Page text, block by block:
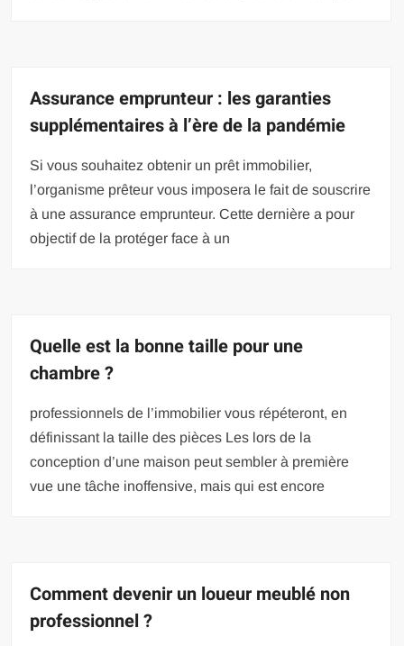
Assurance emprunteur : les garanties
supplémentaires à l’ère de la pandémie
Si vous souhaitez obtenir un prêt immobilier,
l’organisme prêteur vous imposera le fait de souscrire
à une assurance emprunteur. Cette dernière a pour
objectif de la protéger face à un
Quelle est la bonne taille pour une
chambre ?
professionnels de l’immobilier vous répéteront, en
définissant la taille des pièces Les lors de la
conception d’une maison peut sembler à première
vue une tâche inoffensive, mais qui est encore
Comment devenir un loueur meublé non
professionnel ?